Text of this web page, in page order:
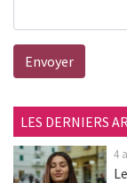
Envoyer
LES DERNIERS
4